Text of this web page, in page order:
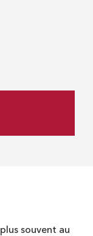
souvent au